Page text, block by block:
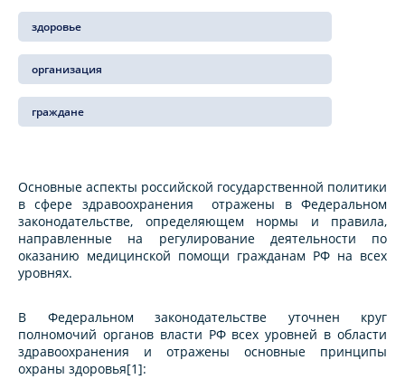
здоровье
организация
граждане
Основные аспекты российской государственной политики
в сфере здравоохранения отражены в Федеральном
законодательстве, определяющем нормы и правила,
направленные на регулирование деятельности по
оказанию медицинской помощи гражданам РФ на всех
уровнях.
В Федеральном законодательстве уточнен круг
полномочий органов власти РФ всех уровней в области
здравоохранения и отражены основные принципы
охраны здоровья[1]: